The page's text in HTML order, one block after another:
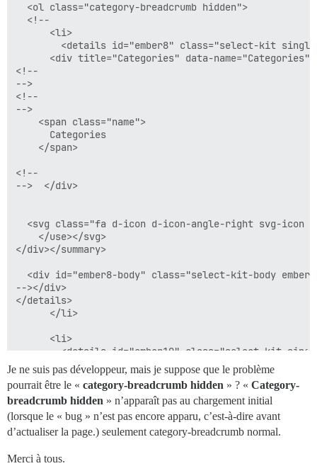
  <ol class="category-breadcrumb hidden">
  <!--
      <li>
<details id="ember8" class="select-kit
<div title="Categories" data-
<!--
-->
<!--
-->
    <span class="name">
      Categories
    </span>
<!--
-->  </div>
<svg class="fa d-icon d-icon-angle-right svg-icon
    </use></svg>
</div></summary>
<div id="ember8-body" class="select-kit-body
--></div>
</details>
      </li>
      <li>
<details id="ember10" class="select-kit
<div title="Tags" data-name="Tags"
<!--
-->
<!--
-->
    <span class="name">
      Tags
    </span>
Je ne suis pas développeur, mais je suppose que le problème
pourrait être le « category-breadcrumb hidden » ? « Category-
breadcrumb hidden » n’apparaît pas au chargement initial
(lorsque le « bug » n’est pas encore apparu, c’est-à-dire avant
d’actualiser la page.) seulement category-breadcrumb normal.
Merci à tous.